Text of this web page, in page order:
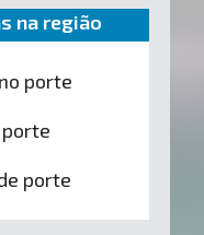
na região
porte
porte